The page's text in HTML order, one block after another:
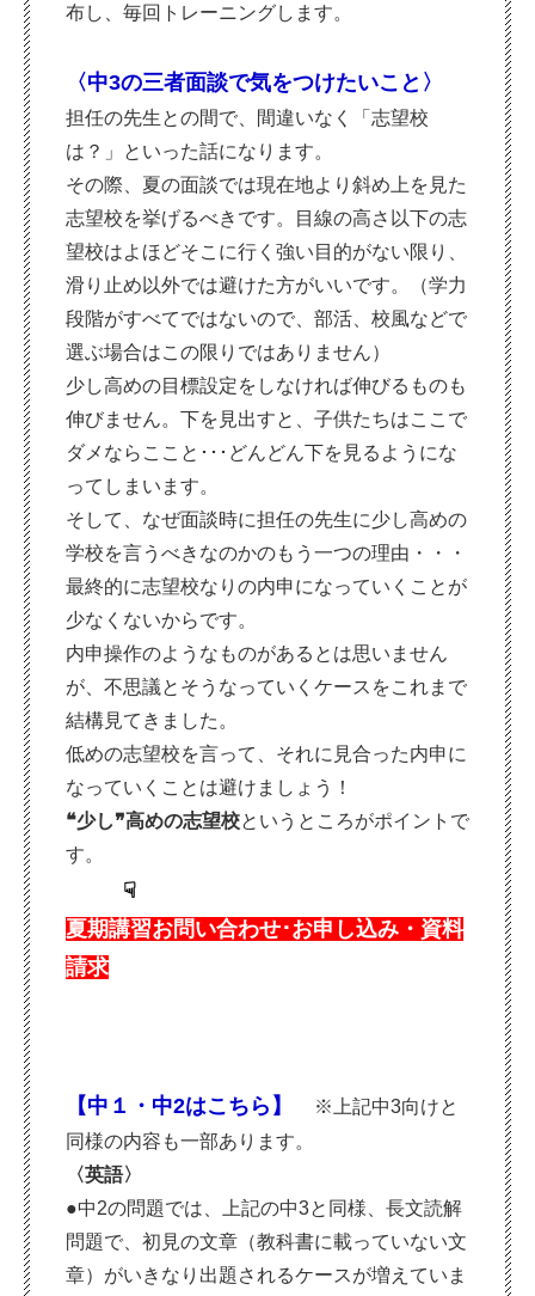
布し、毎回トレーニングします。
〈中3の三者面談で気をつけたいこと〉
担任の先生との間で、間違いなく「志望校
は？」といった話になります。
その際、夏の面談では現在地より斜め上を見た
志望校を挙げるべきです。目線の高さ以下の志
望校はよほどそこに行く強い目的がない限り、
滑り止め以外では避けた方がいいです。（学力
段階がすべてではないので、部活、校風などで
選ぶ場合はこの限りではありません）
少し高めの目標設定をしなければ伸びるものも
伸びません。下を見出すと、子供たちはここで
ダメならここと･･･どんどん下を見るようにな
ってしまいます。
そして、なぜ面談時に担任の先生に少し高めの
学校を言うべきなのかのもう一つの理由・・・
最終的に志望校なりの内申になっていくことが
少なくないからです。
内申操作のようなものがあるとは思いません
が、不思議とそうなっていくケースをこれまで
結構見てきました。
低めの志望校を言って、それに見合った内申に
なっていくことは避けましょう！
❝少し❞高めの志望校というところがポイントで
す。
☟
夏期講習お問い合わせ･お申し込み・資料
請求
【中１・中2はこちら】
※上記中3向けと
同様の内容も一部あります。
〈英語〉
●中2の問題では、上記の中3と同様、長文読解
問題で、初見の文章（教科書に載っていない文
章）がいきなり出題されるケースが増えていま